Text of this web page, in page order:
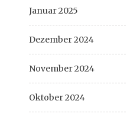
Januar 2025
Dezember 2024
November 2024
Oktober 2024